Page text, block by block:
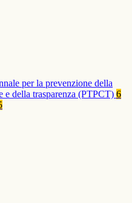
per la prevenzione della
e della trasparenza (PTPCT) 6